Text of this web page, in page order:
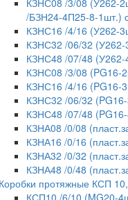
КЗНС08 /3/08 (У262-
/БЗН24-4П25-8-1шт.)
КЗНС16 /4/16 (У262-
КЗНС32 /06/32
КЗНС48 /07/48
КЗНС08 /3/08 (PG16-
КЗНС16 /4/16 (PG16-
КЗНС32 /06/32
КЗНС48 /07/48
КЗНА08 /0/08
КЗНА16 /0/16
КЗНА32 /0/32
КЗНА48 /0/48
Коробки протяжные КСП